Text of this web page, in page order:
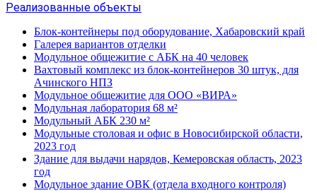
Реализованные объекты
Блок-контейнеры под оборудование, Хабаровский край
Галерея вариантов отделки
Модульное общежитие с АБК на 40 человек
Вахтовый комплекс из блок-контейнеров 30 штук, для
Ачинского НПЗ
Модульное общежитие для ООО «ВИРА»
Модульная лаборатория 68 м²
Модульный АБК 230 м²
Модульные столовая и офис в Новосибирской области,
2023 год
Здание для выдачи нарядов, Кемеровская область, 2023
год
Модульное здание ОВК (отдела входного контроля)